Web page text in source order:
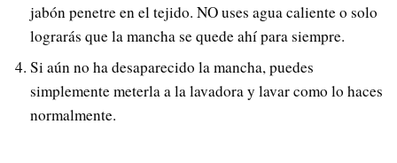
jabón penetre en el tejido. NO uses agua caliente o solo
lograrás que la mancha se quede ahí para siempre.
Si aún no ha desaparecido la mancha, puedes
simplemente meterla a la lavadora y lavar como lo haces
normalmente.